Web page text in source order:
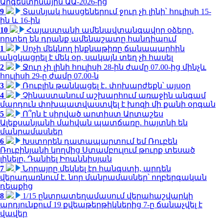
9
Տասնյակ հասցեներում ջուր չի լինի՝ հուլիսի 15-
ին և 16-ին
10
Հայաստանի ամենավտանգավոր օձերը.
որտեղ են դրանք ամենաշատը հանդիպում
1
Սոչի մեկնող ինքնաթիռը ճանապարհին
անցկացրել է մեկ օր, սակայն տեղ չի հասել
2
Ջուր չի լինի հուլիսի 28-ին ժամը 07.00-ից մինչև
հուլիսի 29-ը ժամը 07.00-ն
3
Ռուբլին թանկացել է․ փոխարժեքն՝ այսօր
4
Չինաստանում աշխարհում առաջին անգամ
մարդուն փոխպատվաստվել է խոզի մի քանի օրգան
5
Ո՞րն է սիրված արտիստ Արտաշես
Ալեքսանյանի մահվան պատճառը. հայտնի են
մանրամասներ
6
Խստորեն դատապարտում եմ Ռուբեն
Ռուբինյանի կողմից Ստամբուլում թուրք տեսած
լինելը. Դանիել Իոաննիսյան
7
Նորայրը մեկնել էր հանգստի, արդեն
վերադառնում է. նոր մանրամասներ՝ ողբերգական
դեպքից
8
1/15 ընտրատեղամասում վերահաշվարկի
արդյունքում 19 քվեաթերթիկներից 7-ը ճանաչվել է
վավեր